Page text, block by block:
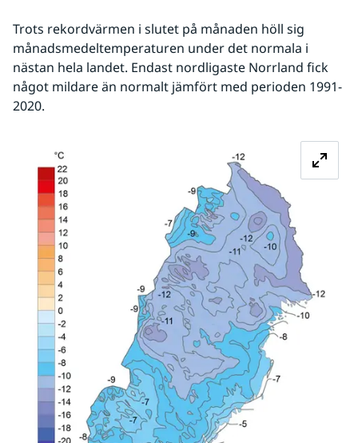
Trots rekordvärmen i slutet på månaden höll sig
månadsmedeltemperaturen under det normala i
nästan hela landet. Endast nordligaste Norrland fick
något mildare än normalt jämfört med perioden 1991-
2020.